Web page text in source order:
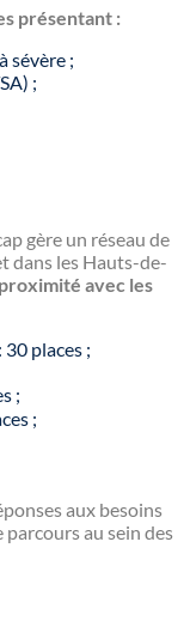
présentant :
sévère ;
;
gère un réseau de
dans les Hauts-de-
avec les
places ;
;
;
aux besoins
au sein des